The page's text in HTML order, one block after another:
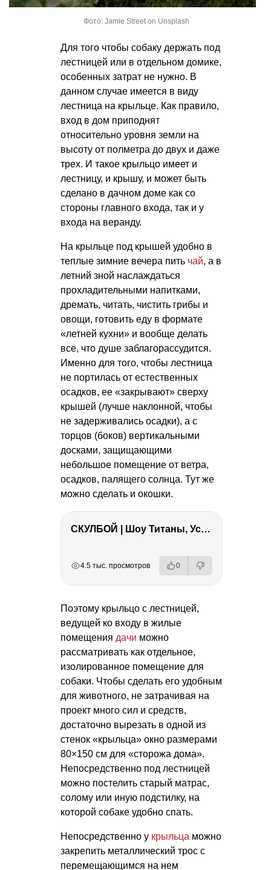
Фото: Jamie Street on Unsplash
Для того чтобы собаку держать под
лестницей или в отдельном домике,
особенных затрат не нужно. В
данном случае имеется в виду
лестница на крыльце. Как правило,
вход в дом приподнят
относительно уровня земли на
высоту от полметра до двух и даже
трех. И такое крыльцо имеет и
лестницу, и крышу, и может быть
сделано в дачном доме как со
стороны главного входа, так и у
входа на веранду.
На крыльце под крышей удобно в
теплые зимние вечера пить чай, а в
летний зной наслаждаться
прохладительными напитками,
дремать, читать, чистить грибы и
овощи, готовить еду в формате
«летней кухни» и вообще делать
все, что душе заблагорассудится.
Именно для того, чтобы лестница
не портилась от естественных
осадков, ее «закрывают» сверху
крышей (лучше наклонной, чтобы
не задерживались осадки), а с
торцов (боков) вертикальными
досками, защищающими
небольшое помещение от ветра,
осадков, палящего солнца. Тут же
можно сделать и окошки.
СКУЛБОЙ | Шоу Титаны, Усейн Болт, Ларрат, Зашквар!
4.5 тыс. просмотров 0
Поэтому крыльцо с лестницей,
ведущей ко входу в жилые
помещения дачи можно
рассматривать как отдельное,
изолированное помещение для
собаки. Чтобы сделать его удобным
для животного, не затрачивая на
проект много сил и средств,
достаточно вырезать в одной из
стенок «крыльца» окно размерами
80×150 см для «сторожа дома».
Непосредственно под лестницей
можно постелить старый матрас,
солому или иную подстилку, на
которой собаке удобно спать.
Непосредственно у крыльца можно
закрепить металлический трос с
перемещающимся на нем